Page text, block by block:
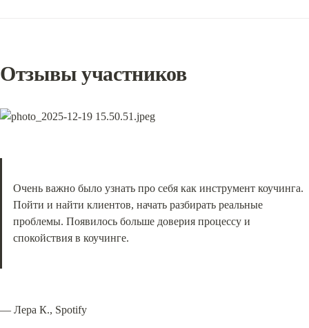
Отзывы участников
Очень важно было узнать про себя как инструмент коучинга.
Пойти и найти клиентов, начать разбирать реальные
проблемы. Появилось больше доверия процессу и
спокойствия в коучинге.
— Лера К., Spotify